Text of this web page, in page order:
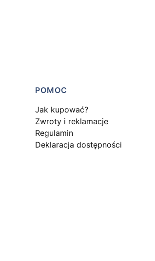
Linki w stopce
POMOC
Jak kupować?
Zwroty i reklamacje
Regulamin
Deklaracja dostępności